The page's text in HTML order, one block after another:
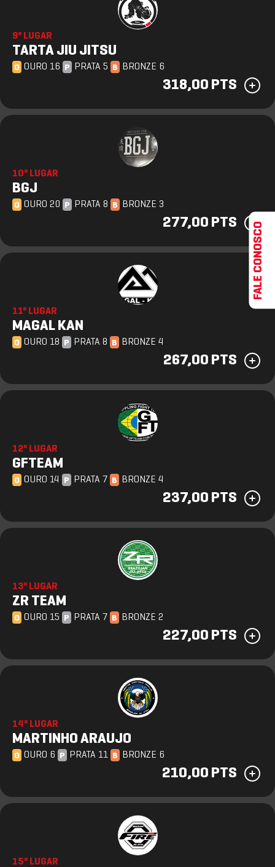
9º LUGAR
TARTA JIU JITSU
O OURO 16 P PRATA 5 B BRONZE 6
318,00 PTS
10º LUGAR
BGJ
O OURO 20 P PRATA 8 B BRONZE 3
277,00 PTS
11º LUGAR
MAGAL KAN
O OURO 18 P PRATA 8 B BRONZE 4
267,00 PTS
12º LUGAR
GFTEAM
O OURO 14 P PRATA 7 B BRONZE 4
237,00 PTS
13º LUGAR
ZR TEAM
O OURO 15 P PRATA 7 B BRONZE 2
227,00 PTS
14º LUGAR
MARTINHO ARAUJO
O OURO 6 P PRATA 11 B BRONZE 6
210,00 PTS
15º LUGAR
FALE CONOSCO